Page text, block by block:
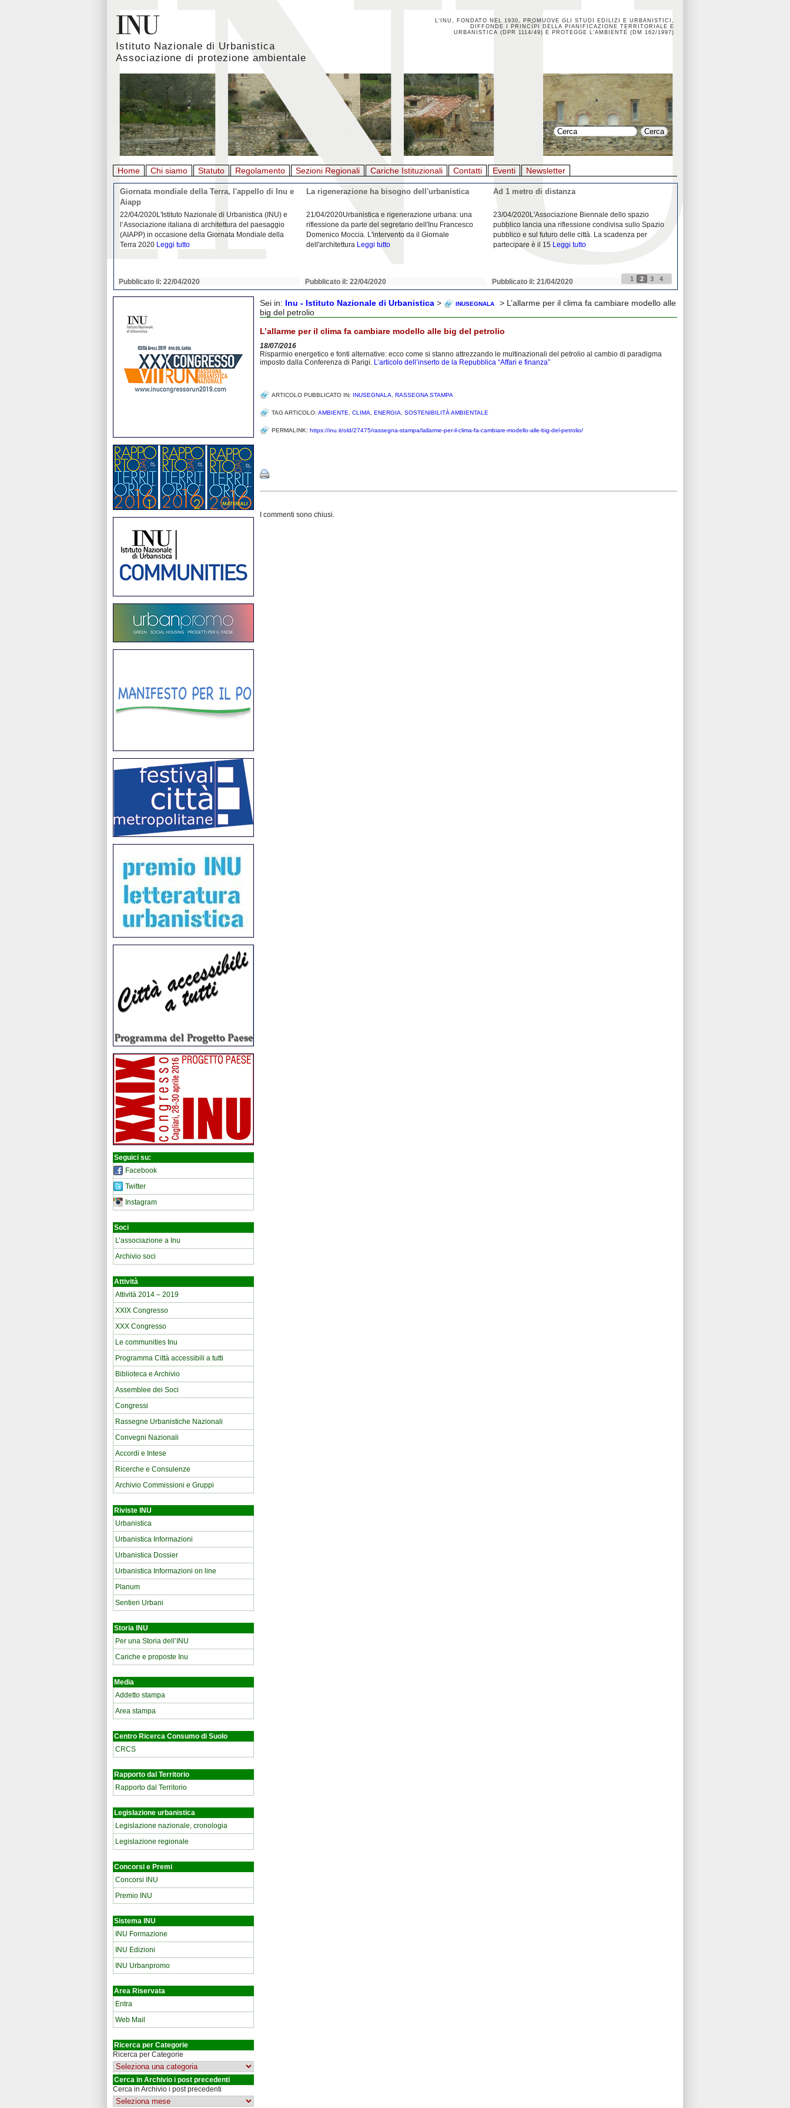
Istituto Nazionale di Urbanistica
Associazione di protezione ambientale
L'INU, FONDATO NEL 1930, PROMUOVE GLI STUDI EDILIZI E URBANISTICI,
DIFFONDE I PRINCÌPI DELLA PIANIFICAZIONE TERRITORIALE E
URBANISTICA (DPR 1114/49) E PROTEGGE L'AMBIENTE (DM 162/1997)
Home Chi siamo Statuto Regolamento Sezioni Regionali Cariche Istituzionali Contatti Eventi Newsletter
Giornata mondiale della Terra, l'appello di Inu e
Aiapp
22/04/2020L'Istituto Nazionale di Urbanistica (INU) e
l’Associazione italiana di architettura del paesaggio
(AIAPP) in occasione della Giornata Mondiale della
Terra 2020 Leggi tutto
Pubblicato il: 22/04/2020
La rigenerazione ha bisogno dell'urbanistica
21/04/2020Urbanistica e rigenerazione urbana: una
riflessione da parte del segretario dell'Inu Francesco
Domenico Moccia. L'intervento da il Giornale
dell'architettura Leggi tutto
Pubblicato il: 22/04/2020
Ad 1 metro di distanza
23/04/2020L'Associazione Biennale dello spazio
pubblico lancia una riflessione condivisa sullo Spazio
pubblico e sul futuro delle città. La scadenza per
partecipare è il 15 Leggi tutto
Pubblicato il: 21/04/2020 1 2 3 4
Seguici su:
Facebook
Twitter
Instagram
Soci
L’associazione a Inu
Archivio soci
Attività
Attività 2014 – 2019
XXIX Congresso
XXX Congresso
Le communities Inu
Programma Città accessibili a tutti
Biblioteca e Archivio
Assemblee dei Soci
Congressi
Rassegne Urbanistiche Nazionali
Convegni Nazionali
Accordi e Intese
Ricerche e Consulenze
Archivio Commissioni e Gruppi
Riviste INU
Urbanistica
Urbanistica Informazioni
Urbanistica Dossier
Urbanistica Informazioni on line
Planum
Sentieri Urbani
Storia INU
Per una Storia dell’INU
Cariche e proposte Inu
Media
Addetto stampa
Area stampa
Centro Ricerca Consumo di Suolo
CRCS
Rapporto dal Territorio
Rapporto dal Territorio
Legislazione urbanistica
Legislazione nazionale, cronologia
Legislazione regionale
Concorsi e Premi
Concorsi INU
Premio INU
Sistema INU
INU Formazione
INU Edizioni
INU Urbanpromo
Area Riservata
Entra
Web Mail
Ricerca per Categorie
Ricerca per Categorie
Cerca in Archivio i post precedenti
Cerca in Archivio i post precedenti
Sei in: Inu - Istituto Nazionale di Urbanistica > INUSEGNALA
> L’allarme per il clima fa cambiare modello alle
big del petrolio
L’allarme per il clima fa cambiare modello alle big del petrolio
18/07/2016
Risparmio energetico e fonti alternative: ecco come si stanno attrezzando le multinazionali del petrolio al cambio di paradigma
imposto dalla Conferenza di Parigi. L’articolo dell’inserto de la Repubblica “Affari e finanza”
ARTICOLO PUBBLICATO IN: INUSEGNALA RASSEGNA STAMPA
TAG ARTICOLO: AMBIENTE CLIMA ENERGIA SOSTENIBILITÀ AMBIENTALE
PERMALINK: https://inu.it/old/27475/rassegna-stampa/lallarme-per-il-clima-fa-cambiare-modello-alle-big-del-petrolio/
I commenti sono chiusi.